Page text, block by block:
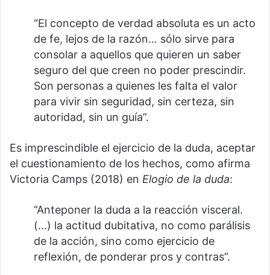
“El concepto de verdad absoluta es un acto
de fe, lejos de la razón… sólo sirve para
consolar a aquellos que quieren un saber
seguro del que creen no poder prescindir.
Son personas a quienes les falta el valor
para vivir sin seguridad, sin certeza, sin
autoridad, sin un guía”.
Es imprescindible el ejercicio de la duda, aceptar
el cuestionamiento de los hechos, como afirma
Victoria Camps (2018) en Elogio de la duda:
“Anteponer la duda a la reacción visceral.
(…) la actitud dubitativa, no como parálisis
de la acción, sino como ejercicio de
reflexión, de ponderar pros y contras”.